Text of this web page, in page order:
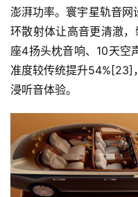
澎湃功率。寰宇星轨音网
环散射体让高音更清澈
座4扬头枕音响、10天空
准度较传统提升54%[23]
浸听音体验。